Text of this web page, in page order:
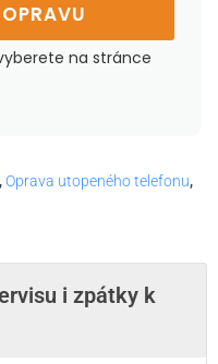
na stránce
,Oprava utopeného telefonu,
i zpátky k